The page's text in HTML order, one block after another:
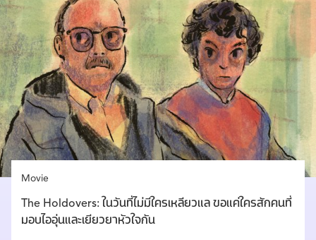
Movie
The Holdovers: ในวันที่ไม่มีใครเหลียวแล ขอแค่ใครสักคนที่
มอบไออุ่นและเยียวยาหัวใจกัน